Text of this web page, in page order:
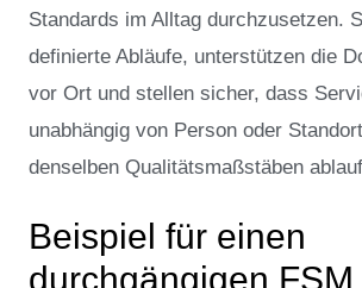
Standards im Alltag durchzusetzen.
definierte Abläufe, unterstützen die
vor Ort und stellen sicher, dass
unabhängig von Person oder
denselben Qualitätsmaßstäben
Beispiel für einen
durchgängigen